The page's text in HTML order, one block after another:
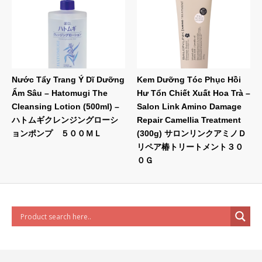
Nước Tẩy Trang Ý Dĩ Dưỡng
Ẩm Sâu – Hatomugi The
Cleansing Lotion (500ml) –
ハトムギクレンジングローシ
ョンポンプ ５００ＭＬ
Kem Dưỡng Tóc Phục Hồi
Hư Tổn Chiết Xuất Hoa Trà –
Salon Link Amino Damage
Repair Camellia Treatment
(300g) サロンリンクアミノＤ
リペア椿トリートメント３０
０Ｇ